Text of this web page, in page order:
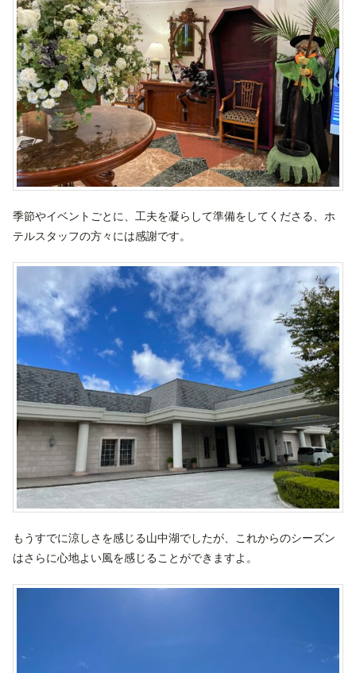
季節やイベントごとに、工夫を凝らして準備をしてくださる、ホ
テルスタッフの方々には感謝です。
もうすでに涼しさを感じる山中湖でしたが、これからのシーズン
はさらに心地よい風を感じることができますよ。